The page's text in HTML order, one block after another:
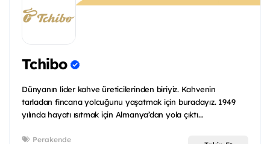
Tchibo
Dünyanın lider kahve üreticilerinden biriyiz. Kahvenin
tarladan fincana yolcuğunu yaşatmak için buradayız. 1949
yılında hayatı ısıtmak için Almanya’dan yola çıktı...
Perakende